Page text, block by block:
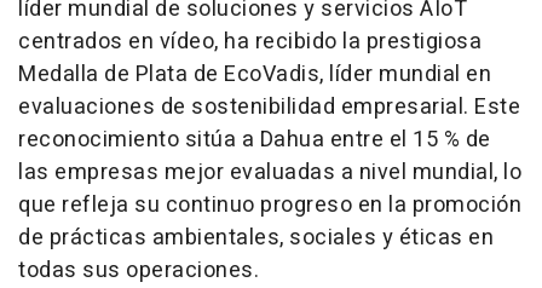
líder mundial de soluciones y servicios AIoT
centrados en vídeo, ha recibido la prestigiosa
Medalla de Plata de EcoVadis, líder mundial en
evaluaciones de sostenibilidad empresarial. Este
reconocimiento sitúa a Dahua entre el 15 % de
las empresas mejor evaluadas a nivel mundial, lo
que refleja su continuo progreso en la promoción
de prácticas ambientales, sociales y éticas en
todas sus operaciones.